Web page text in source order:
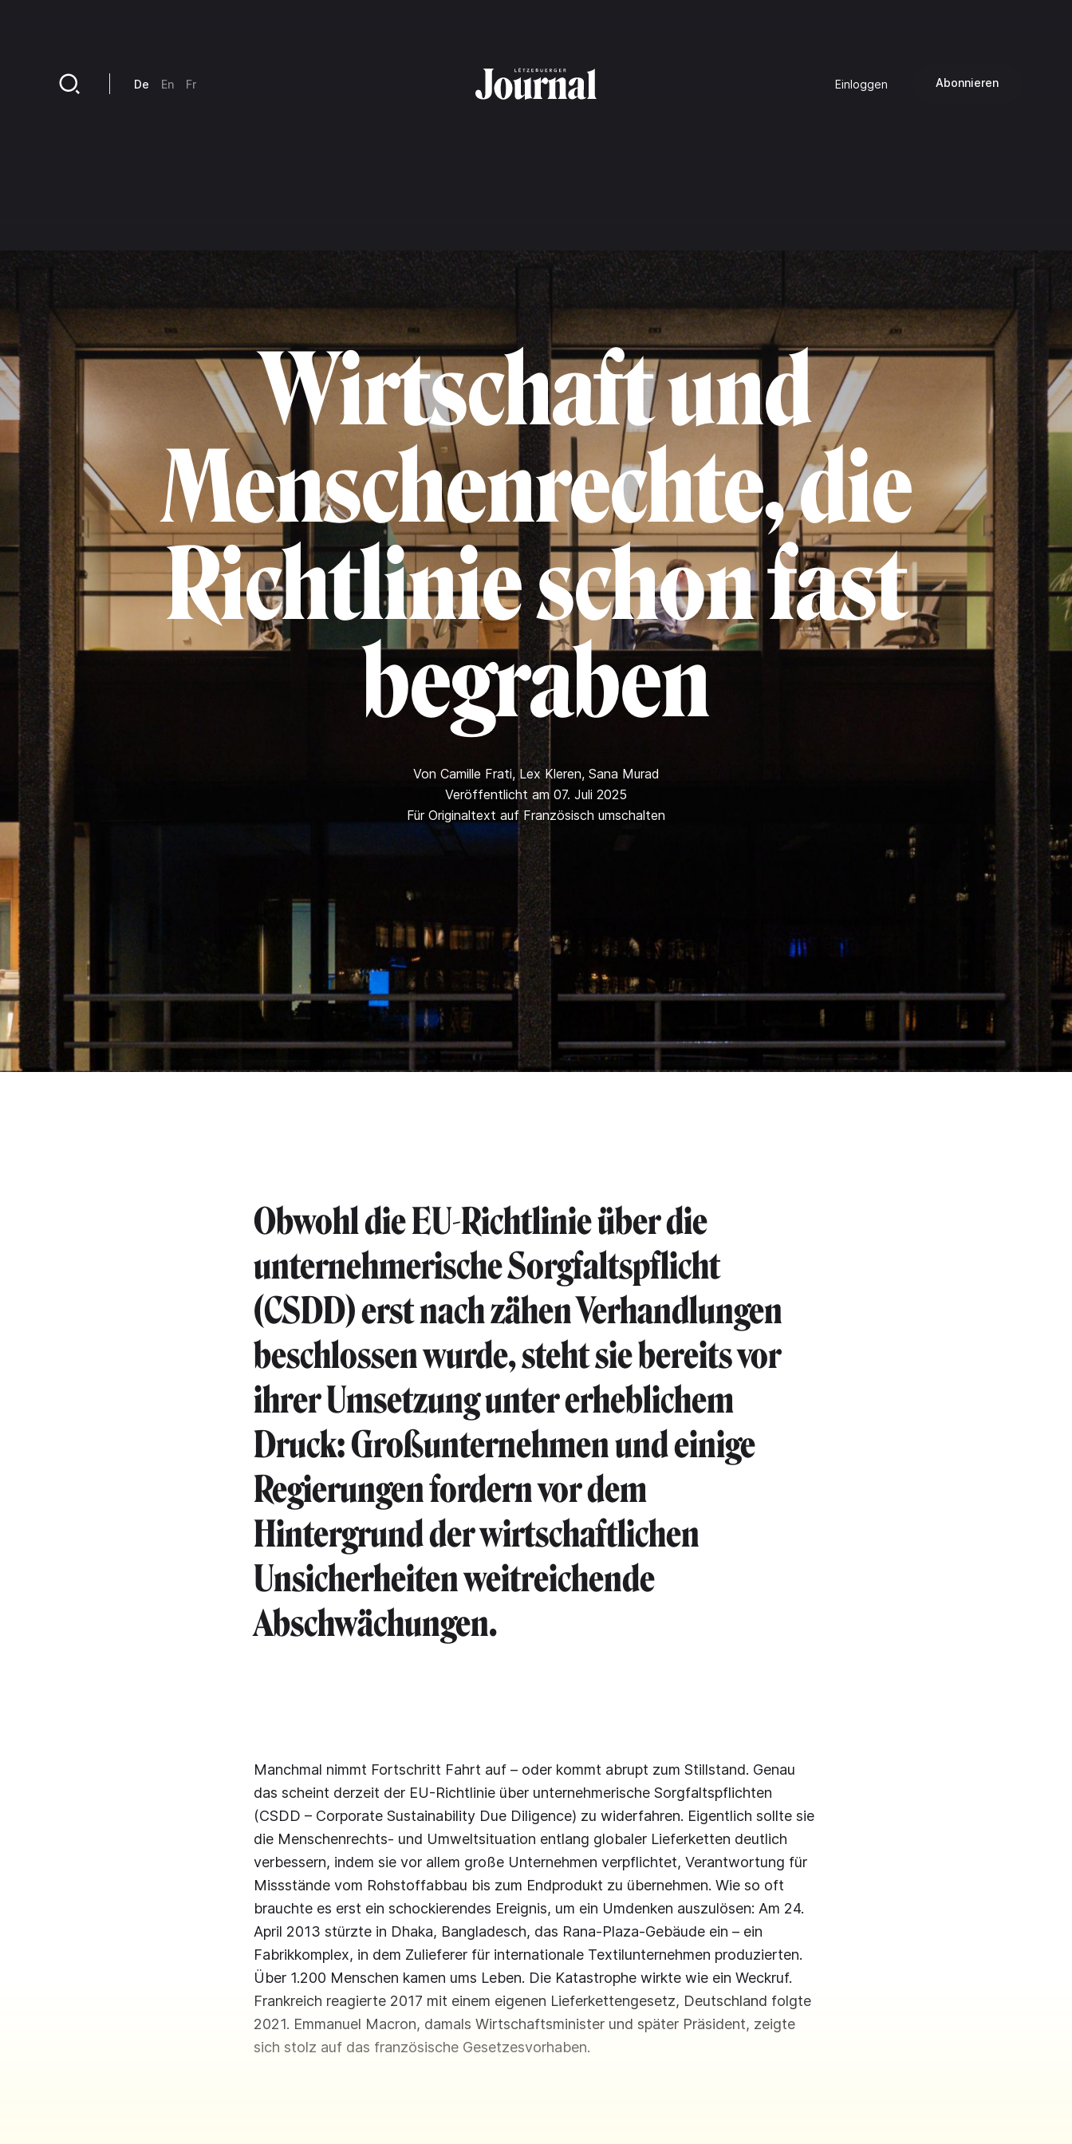
Einloggen Abonnieren
De En Fr
Wirtschaft und
Menschenrechte, die
Richtlinie schon fast
begraben
Von Camille Frati, Lex Kleren, Sana Murad
Veröffentlicht am 07. Juli 2025
Für Originaltext auf Französisch umschalten
Obwohl die EU-Richtlinie über die
unternehmerische Sorgfaltspflicht
(CSDD) erst nach zähen Verhandlungen
beschlossen wurde, steht sie bereits vor
ihrer Umsetzung unter erheblichem
Druck: Großunternehmen und einige
Regierungen fordern vor dem
Hintergrund der wirtschaftlichen
Unsicherheiten weitreichende
Abschwächungen.
Manchmal nimmt Fortschritt Fahrt auf – oder kommt abrupt zum Stillstand. Genau
das scheint derzeit der EU-Richtlinie über unternehmerische Sorgfaltspflichten
(CSDD – Corporate Sustainability Due Diligence) zu widerfahren. Eigentlich sollte sie
die Menschenrechts- und Umweltsituation entlang globaler Lieferketten deutlich
verbessern, indem sie vor allem große Unternehmen verpflichtet, Verantwortung für
Missstände vom Rohstoffabbau bis zum Endprodukt zu übernehmen. Wie so oft
brauchte es erst ein schockierendes Ereignis, um ein Umdenken auszulösen: Am 24.
April 2013 stürzte in Dhaka, Bangladesch, das Rana-Plaza-Gebäude ein – ein
Fabrikkomplex, in dem Zulieferer für internationale Textilunternehmen produzierten.
Über 1.200 Menschen kamen ums Leben. Die Katastrophe wirkte wie ein Weckruf.
Frankreich reagierte 2017 mit einem eigenen Lieferkettengesetz, Deutschland folgte
2021. Emmanuel Macron, damals Wirtschaftsminister und später Präsident, zeigte
sich stolz auf das französische Gesetzesvorhaben.